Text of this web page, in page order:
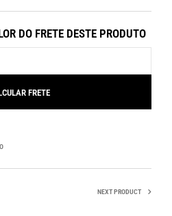
DO FRETE DESTE PRODUTO
NEXT PRODUCT